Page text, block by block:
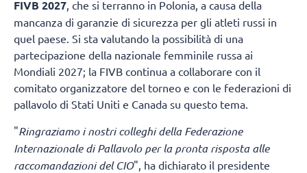
FIVB 2027, che si terranno in Polonia, a causa della
mancanza di garanzie di sicurezza per gli atleti russi in
quel paese. Si sta valutando la possibilità di una
partecipazione della nazionale femminile russa ai
Mondiali 2027; la FIVB continua a collaborare con il
comitato organizzatore del torneo e con le federazioni di
pallavolo di Stati Uniti e Canada su questo tema.
"Ringraziamo i nostri colleghi della Federazione
Internazionale di Pallavolo per la pronta risposta alle
raccomandazioni del CIO", ha dichiarato il presidente